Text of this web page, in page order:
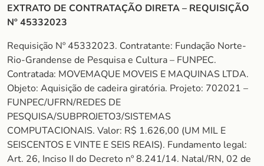
EXTRATO DE CONTRATAÇÃO DIRETA – REQUISIÇÃO
Nº 45332023
Requisição Nº 45332023. Contratante: Fundação Norte-
Rio-Grandense de Pesquisa e Cultura – FUNPEC.
Contratada: MOVEMAQUE MOVEIS E MAQUINAS LTDA.
Objeto: Aquisição de cadeira giratória. Projeto: 702021 –
FUNPEC/UFRN/REDES DE
PESQUISA/SUBPROJETO3/SISTEMAS
COMPUTACIONAIS. Valor: R$ 1.626,00 (UM MIL E
SEISCENTOS E VINTE E SEIS REAIS). Fundamento legal:
Art. 26, Inciso II do Decreto nº 8.241/14. Natal/RN, 02 de